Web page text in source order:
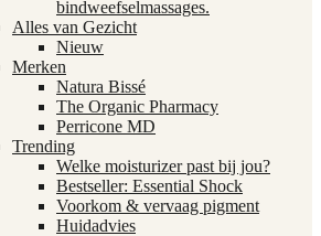
bindweefselmassages.
Alles van Gezicht
Nieuw
Merken
Natura Bissé
The Organic Pharmacy
Perricone MD
Trending
Welke moisturizer past bij jou?
Bestseller: Essential Shock
Voorkom & vervaag pigment
Huidadvies